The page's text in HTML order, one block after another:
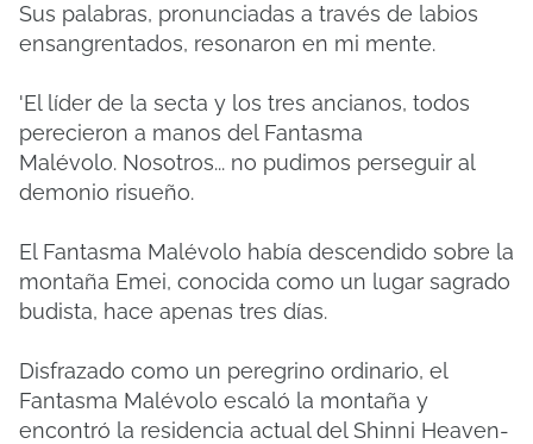
Sus palabras, pronunciadas a través de labios
ensangrentados, resonaron en mi mente.
'El líder de la secta y los tres ancianos, todos
perecieron a manos del Fantasma
Malévolo. Nosotros... no pudimos perseguir al
demonio risueño.
El Fantasma Malévolo había descendido sobre la
montaña Emei, conocida como un lugar sagrado
budista, hace apenas tres días.
Disfrazado como un peregrino ordinario, el
Fantasma Malévolo escaló la montaña y
encontró la residencia actual del Shinni Heaven-